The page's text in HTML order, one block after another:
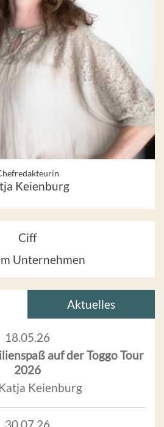
Keienburg
Ciff
Unternehmen
Aktuelles
18.05.26
auf der Toggo Tour
2026
Keienburg